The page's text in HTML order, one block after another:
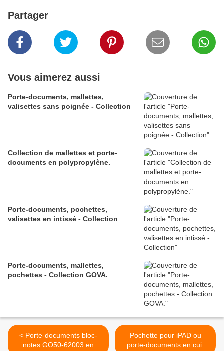
Partager
Vous aimerez aussi
Porte-documents, mallettes,
valisettes sans poignée - Collection
Collection de mallettes et porte-
documents en polypropylène.
Porte-documents, pochettes,
valisettes en intissé - Collection
Porte-documents, mallettes,
pochettes - Collection GOVA.
< Porte-documents bloc-
notes GO50-62003 en
Pochette pour iPAD ou
porte-documents en cuir